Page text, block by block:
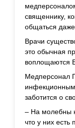
священнику,
общаться даже
Врачи
это обычная
воплощаются
Медперсонал
заботится о
– На молебны
что у них